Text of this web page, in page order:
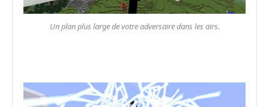
Un plan plus large de votre adversaire dans les airs.